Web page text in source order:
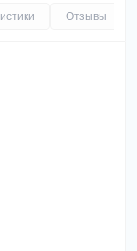
Отзывы